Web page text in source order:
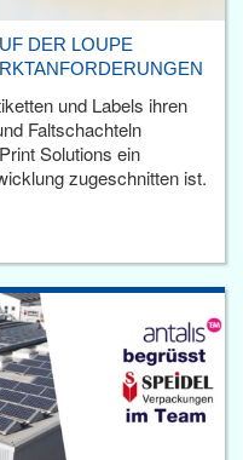
DER LOUPE
und Labels ihren
Faltschachteln
Solutions ein
zugeschnitten ist.